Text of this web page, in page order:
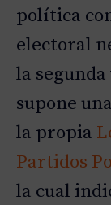
política
electoral
la
supone
la propia
Partidos
la cual